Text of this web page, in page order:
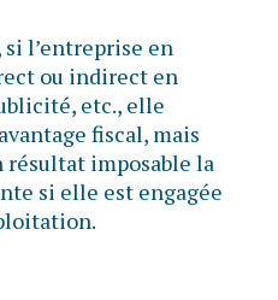
l’entreprise en
ou indirect en
etc., elle
fiscal, mais
résultat imposable la
si elle est engagée